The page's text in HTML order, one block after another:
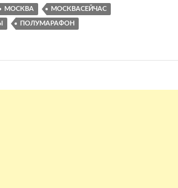
МОСКВА МОСКВАСЕЙЧАС
ПОЛУМАРАФОН